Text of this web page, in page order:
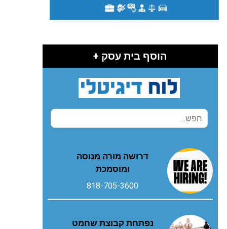
הוסף בית עסק +
דרושה מורה מנוסה
ומוסמכת
818-705-3600
נפתחת קבוצת שחמט